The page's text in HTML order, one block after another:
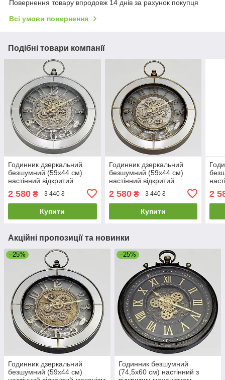
Повернення товару впродовж 14 днів за рахунок покупця
Всі умови повернення
Подібні товари компанії
Годинник дзеркальний
безшумний (59х44 см)
настінний відкритий
колещатками скелетон
ретро вінтаж під старину
2 580 ₴ 3 440 ₴
Купити
Годинник дзеркальний
безшумний (59х44 см)
настінний відкритий
колещатками скелетон
ретро вінтаж під старину
2 580₴ 3 440 ₴
Купити
2
Акційні пропозиції та новинки
–25%
Годинник дзеркальний
безшумний (59х44 см)
–25%
Годинник безшумний
(74,5х60 см) настінний з